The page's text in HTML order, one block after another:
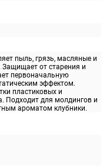
пыль, грязь, масляные и
Защищает от старения и
первоначальную
эффектом.
пластиковых и
Подходит для молдингов и
ароматом клубники.